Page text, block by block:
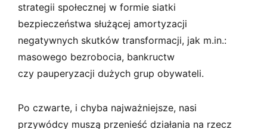
strategii społecznej w formie siatki
bezpieczeństwa służącej amortyzacji
negatywnych skutków transformacji, jak m.in.:
masowego bezrobocia, bankructw
czy pauperyzacji dużych grup obywateli.
Po czwarte, i chyba najważniejsze, nasi
przywódcy muszą przenieść działania na rzecz